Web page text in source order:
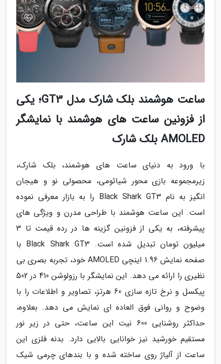
ساعت هوشمند بلک شارک مدل GT3؛ یکی
از فزونین ساعت های هوشمند با نمایشگر
AMOLED بلک شارک
با ورود به دنیای ساعت های هوشمند، بلک شارک،
زیرمجموعه بازی محور شیائومی، محصولی نو و هیجان
انگیز به نام Black Shark GT3 را به بازار معرفی نموده
است. این ساعت هوشمند با طراحی مدرن و ویژگی های
پیشرفته، به یکی از فزونین گزینه ها در رده قیمت تا 3
میلیون تومان تبدیل شده است. Black Shark GT3 با
صفحه نمایش 1.96 اینچی AMOLED خود، تجربه بصری بی
نظیری را ارائه می دهد. این نمایشگر با رزولوشن 410 در 502
پیکسل و نرخ تازه سازی 60 هرتز، تصاویر و اطلاعات را با
وضوح و روانی فوق العاده ای نمایش می دهد. بعلاوه،
حداکثر روشنایی 600 نیت این ساعت، حتی در زیر نور
مستقیم خورشید نیز خوانایی بالایی دارد. بدنه فلزی این
ساعت از آلیاژ روی ساخته شده و با بندهای چرمی شیک